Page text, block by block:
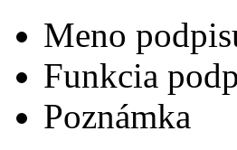
Meno
Funkcia
Poznámka